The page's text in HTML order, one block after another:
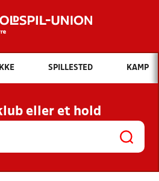
Hvad vil du søge efter?
INDHOLD OG NYHEDER
KLUBBER OG
HOLD
SPILLESTED KAMP
eller et hold